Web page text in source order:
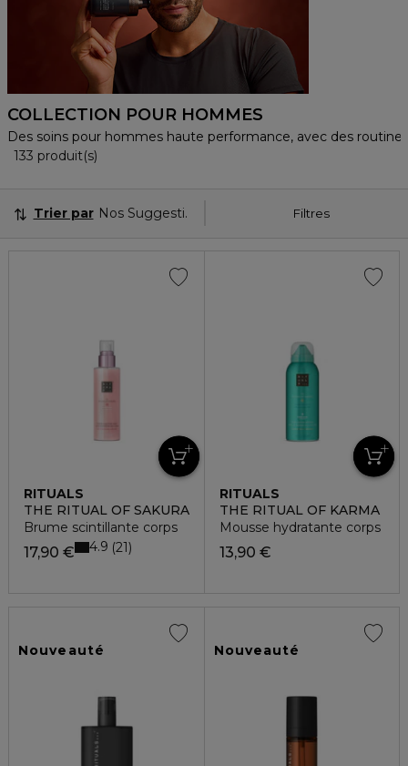
COLLECTION POUR HOMMES
Des soins pour hommes haute performance, avec des
133 produit(s)
Filtres
Trier par Nos Suggestions
RITUALS
THE RITUAL OF SAKURA
Brume scintillante corps
17,90 € 4.9 21
RITUALS
THE RITUAL OF KARMA
Mousse hydratante corps
13,90 €
Nouveauté Nouveauté